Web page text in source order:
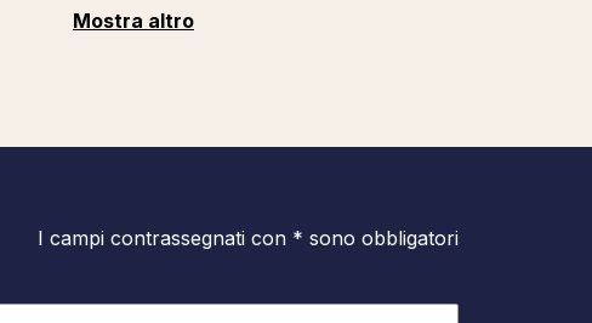
Mostra altro
I campi contrassegnati con * sono obbligatori